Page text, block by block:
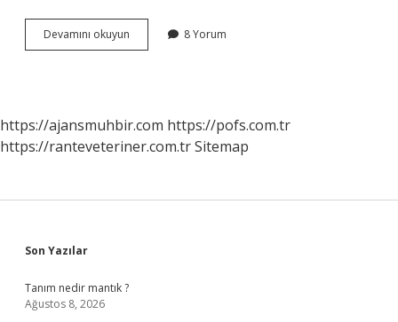
Devamını okuyun Depresyon
Tedavisi
8 Yorum
https://ajansmuhbir.com https://pofs.com.tr
https://ranteveteriner.com.trSitemap
Sidebar
Son Yazılar
Tanım nedir mantık ?
Ağustos 8, 2026